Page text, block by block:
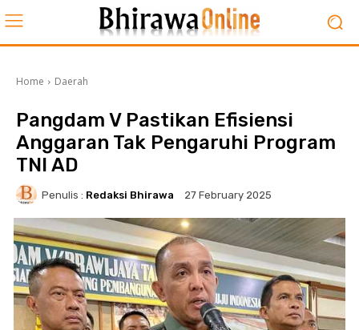
Home Daerah
Pangdam V Pastikan Efisiensi
Anggaran Tak Pengaruhi Program
TNI AD
Penulis : Redaksi Bhirawa 27 February 2025